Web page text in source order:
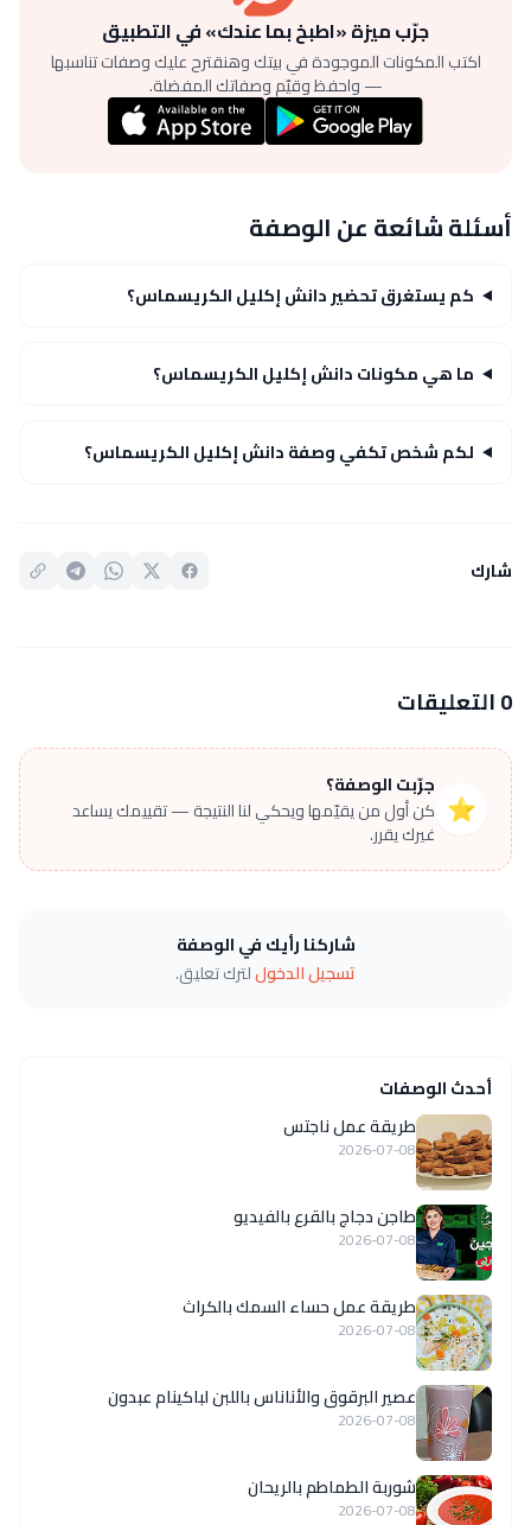
جرّب ميزة «اطبخ بما عندك» في التطبيق
اكتب المكونات الموجودة في بيتك وهنقترح عليك وصفات تناسبها
— واحفظ وقيّم وصفاتك المفضلة.
أسئلة شائعة عن الوصفة
كم يستغرق تحضير دانش إكليل الكريسماس؟
ما هي مكونات دانش إكليل الكريسماس؟
لكم شخص تكفي وصفة دانش إكليل الكريسماس؟
شارك
0 التعليقات
⭐
جرّبت الوصفة؟
كن أول من يقيّمها ويحكي لنا النتيجة — تقييمك يساعد
غيرك يقرر.
شاركنا رأيك في الوصفة
تسجيل الدخوللترك تعليق.
أحدث الوصفات
طريقة عمل ناجتس
2026-07-08
طاجن دجاج بالقرع بالفيديو
2026-07-08
طريقة عمل حساء السمك بالكراث
2026-07-08
عصير البرقوق والأناناس باللبن لباكينام عبدون
2026-07-08
شوربة الطماطم بالريحان
2026-07-08